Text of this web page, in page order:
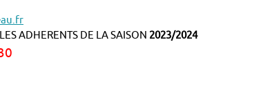
ADHERENTS DE LA SAISON 2023/2024